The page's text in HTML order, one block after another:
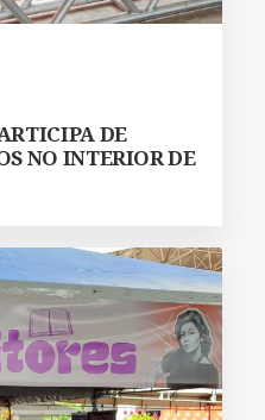
DE
NO INTERIOR DE